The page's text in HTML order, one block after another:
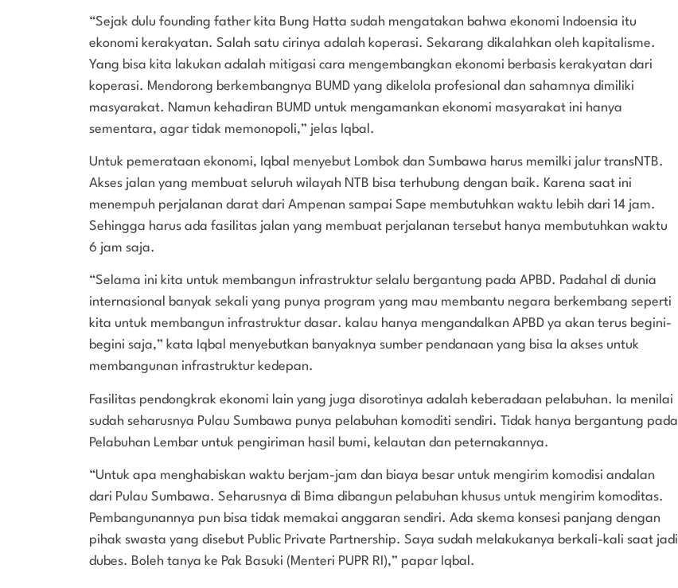
“Sejak dulu founding father kita Bung Hatta sudah mengatakan bahwa ekonomi Indoensia itu
ekonomi kerakyatan. Salah satu cirinya adalah koperasi. Sekarang dikalahkan oleh kapitalisme.
Yang bisa kita lakukan adalah mitigasi cara mengembangkan ekonomi berbasis kerakyatan dari
koperasi. Mendorong berkembangnya BUMD yang dikelola profesional dan sahamnya dimiliki
masyarakat. Namun kehadiran BUMD untuk mengamankan ekonomi masyarakat ini hanya
sementara, agar tidak memonopoli,” jelas Iqbal.
Untuk pemerataan ekonomi, Iqbal menyebut Lombok dan Sumbawa harus memilki jalur transNTB.
Akses jalan yang membuat seluruh wilayah NTB bisa terhubung dengan baik. Karena saat ini
menempuh perjalanan darat dari Ampenan sampai Sape membutuhkan waktu lebih dari 14 jam.
Sehingga harus ada fasilitas jalan yang membuat perjalanan tersebut hanya membutuhkan waktu
6 jam saja.
“Selama ini kita untuk membangun infrastruktur selalu bergantung pada APBD. Padahal di dunia
internasional banyak sekali yang punya program yang mau membantu negara berkembang seperti
kita untuk membangun infrastruktur dasar. kalau hanya mengandalkan APBD ya akan terus begini-
begini saja,” kata Iqbal menyebutkan banyaknya sumber pendanaan yang bisa Ia akses untuk
membangunan infrastruktur kedepan.
Fasilitas pendongkrak ekonomi lain yang juga disorotinya adalah keberadaan pelabuhan. Ia menilai
sudah seharusnya Pulau Sumbawa punya pelabuhan komoditi sendiri. Tidak hanya bergantung pada
Pelabuhan Lembar untuk pengiriman hasil bumi, kelautan dan peternakannya.
“Untuk apa menghabiskan waktu berjam-jam dan biaya besar untuk mengirim komodisi andalan
dari Pulau Sumbawa. Seharusnya di Bima dibangun pelabuhan khusus untuk mengirim komoditas.
Pembangunannya pun bisa tidak memakai anggaran sendiri. Ada skema konsesi panjang dengan
pihak swasta yang disebut Public Private Partnership. Saya sudah melakukanya berkali-kali saat jadi
dubes. Boleh tanya ke Pak Basuki (Menteri PUPR RI),” papar Iqbal.